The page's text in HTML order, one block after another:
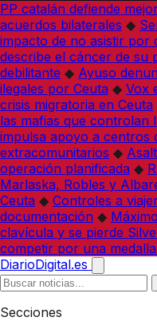
PP catalán defiende
acuerdos bilaterales ◆
impacto de no asistir por
describe el cáncer de su
debilitante ◆ Ayuso
ilegales por Ceuta ◆ Vox
crisis migratoria en Ceuta
las mafias que controlan
impulsa apoyo a centros
extracomunitarios ◆
operación planificada ◆
Marlaska, Robles y
Ceuta ◆ Controles a
documentación ◆
clavícula y se pierde
competir por una
DiarioDigital.es
Secciones